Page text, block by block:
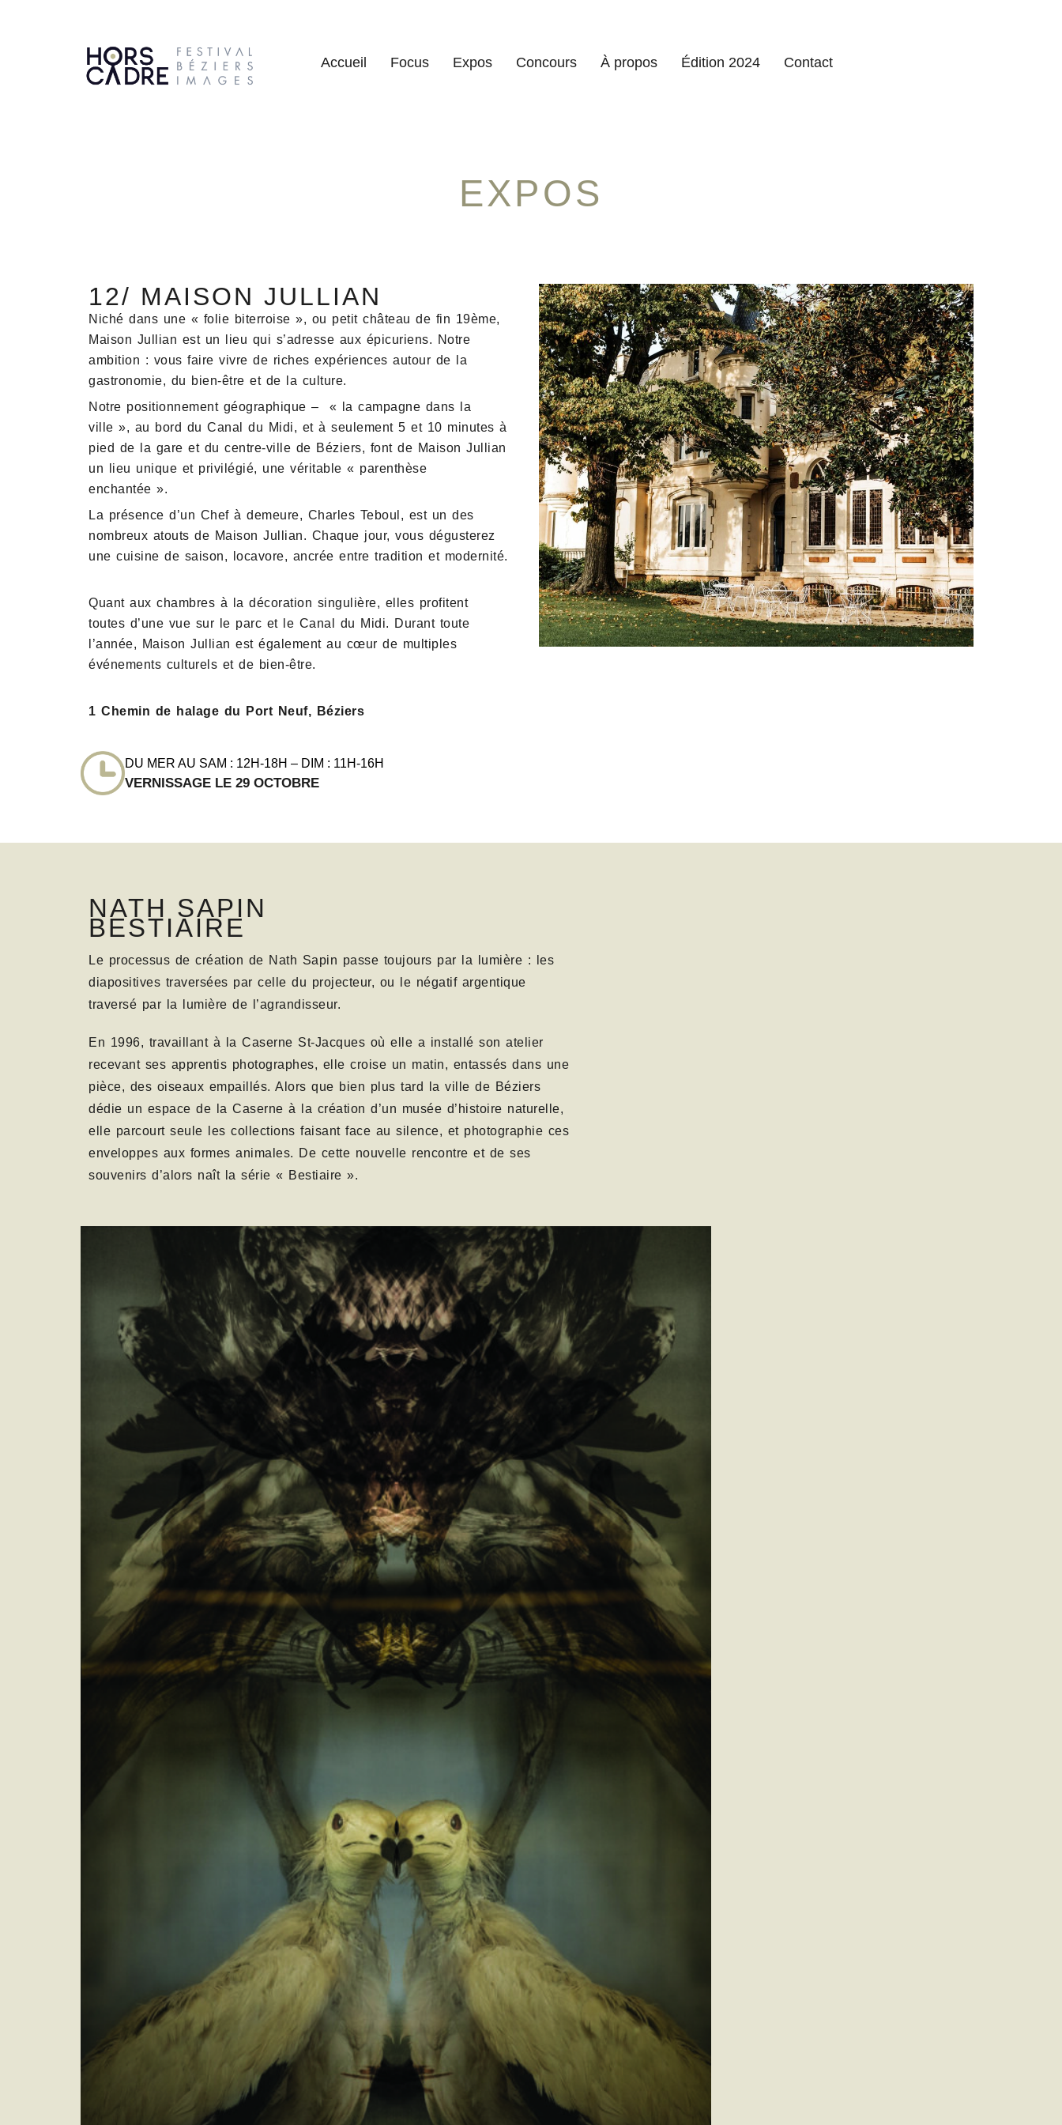
Accueil Focus Expos Concours À propos Édition 2024 Contact
EXPOS
12/ MAISON JULLIAN
Niché dans une « folie biterroise », ou petit château de fin 19ème,
Maison Jullian est un lieu qui s’adresse aux épicuriens. Notre
ambition : vous faire vivre de riches expériences autour de la
gastronomie, du bien-être et de la culture.
Notre positionnement géographique – « la campagne dans la
ville », au bord du Canal du Midi, et à seulement 5 et 10 minutes à
pied de la gare et du centre-ville de Béziers, font de Maison Jullian
un lieu unique et privilégié, une véritable « parenthèse
enchantée ».
La présence d’un Chef à demeure, Charles Teboul, est un des
nombreux atouts de Maison Jullian. Chaque jour, vous dégusterez
une cuisine de saison, locavore, ancrée entre tradition et modernité.
Quant aux chambres à la décoration singulière, elles profitent
toutes d’une vue sur le parc et le Canal du Midi. Durant toute
l’année, Maison Jullian est également au cœur de multiples
événements culturels et de bien-être.
1 Chemin de halage du Port Neuf, Béziers
DU MER AU SAM : 12H-18H – DIM : 11H-16H
VERNISSAGE LE 29 OCTOBRE
NATH SAPIN
BESTIAIRE
Le processus de création de Nath Sapin passe toujours par la lumière : les
diapositives traversées par celle du projecteur, ou le négatif argentique
traversé par la lumière de l’agrandisseur.
En 1996, travaillant à la Caserne St-Jacques où elle a installé son atelier
recevant ses apprentis photographes, elle croise un matin, entassés dans une
pièce, des oiseaux empaillés. Alors que bien plus tard la ville de Béziers
dédie un espace de la Caserne à la création d’un musée d’histoire naturelle,
elle parcourt seule les collections faisant face au silence, et photographie ces
enveloppes aux formes animales. De cette nouvelle rencontre et de ses
souvenirs d’alors naît la série « Bestiaire ».